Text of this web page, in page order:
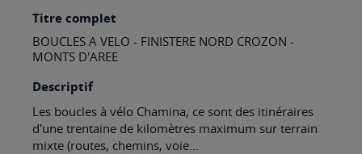
to
the
of
the
images
Titre complet
BOUCLES A VELO - FINISTERE NORD CROZON -
MONTS D'AREE
Descriptif
Les boucles à vélo Chamina, ce sont des itinéraires
d'une trentaine de kilomètres maximum sur terrain
mixte (routes, chemins, voie...